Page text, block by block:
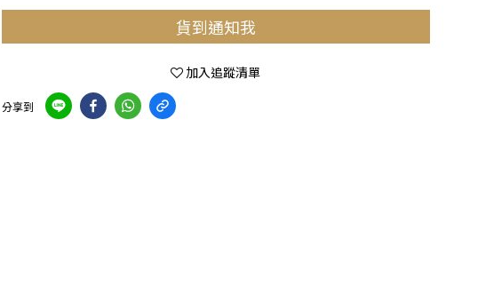
貨到通知我
加入追蹤清單
分享到